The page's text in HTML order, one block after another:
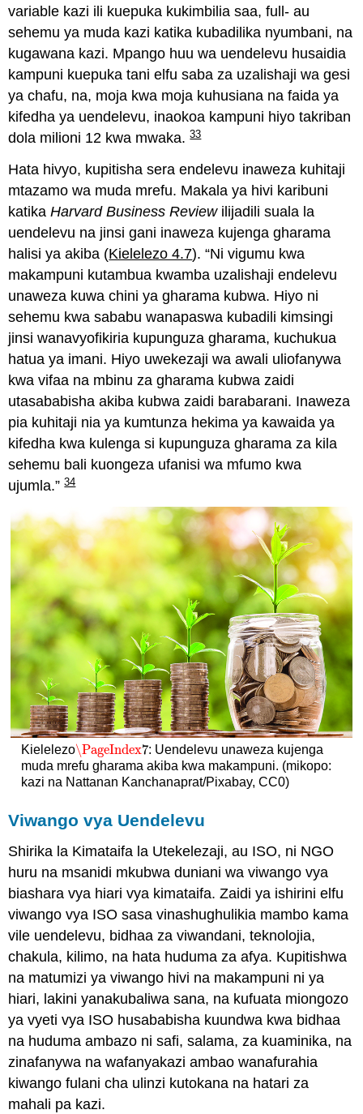
variable kazi ili kuepuka kukimbilia saa, full- au
sehemu ya muda kazi katika kubadilika nyumbani, na
kugawana kazi. Mpango huu wa uendelevu husaidia
kampuni kuepuka tani elfu saba za uzalishaji wa gesi
ya chafu, na, moja kwa moja kuhusiana na faida ya
kifedha ya uendelevu, inaokoa kampuni hiyo takriban
dola milioni 12 kwa mwaka.33
Hata hivyo, kupitisha sera endelevu inaweza kuhitaji
mtazamo wa muda mrefu. Makala ya hivi karibuni
katikaHarvard Business Reviewilijadili suala la
uendelevu na jinsi gani inaweza kujenga gharama
halisi ya akiba (Kielelezo 4.7). “Ni vigumu kwa
makampuni kutambua kwamba uzalishaji endelevu
unaweza kuwa chini ya gharama kubwa. Hiyo ni
sehemu kwa sababu wanapaswa kubadili kimsingi
jinsi wanavyofikiria kupunguza gharama, kuchukua
hatua ya imani. Hiyo uwekezaji wa awali uliofanywa
kwa vifaa na mbinu za gharama kubwa zaidi
utasababisha akiba kubwa zaidi barabarani. Inaweza
pia kuhitaji nia ya kumtunza hekima ya kawaida ya
kifedha kwa kulenga si kupunguza gharama za kila
sehemu bali kuongeza ufanisi wa mfumo kwa
ujumla.”34
Kielelezo\PageIndex7
\PageIndex7: Uendelevu unaweza kujenga
muda mrefu gharama akiba kwa makampuni. (mikopo:
kazi na Nattanan Kanchanaprat/Pixabay, CC0)
Viwango vya Uendelevu
Shirika la Kimataifa la Utekelezaji, au ISO, ni NGO
huru na msanidi mkubwa duniani wa viwango vya
biashara vya hiari vya kimataifa. Zaidi ya ishirini elfu
viwango vya ISO sasa vinashughulikia mambo kama
vile uendelevu, bidhaa za viwandani, teknolojia,
chakula, kilimo, na hata huduma za afya. Kupitishwa
na matumizi ya viwango hivi na makampuni ni ya
hiari, lakini yanakubaliwa sana, na kufuata miongozo
ya vyeti vya ISO husababisha kuundwa kwa bidhaa
na huduma ambazo ni safi, salama, za kuaminika, na
zinafanywa na wafanyakazi ambao wanafurahia
kiwango fulani cha ulinzi kutokana na hatari za
mahali pa kazi.